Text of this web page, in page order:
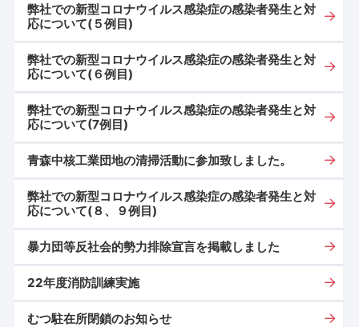
弊社での新型コロナウイルス感染症の感染者発生と対
応について(５例目)
弊社での新型コロナウイルス感染症の感染者発生と対
応について(６例目)
弊社での新型コロナウイルス感染症の感染者発生と対
応について(7例目)
青森中核工業団地の清掃活動に参加致しました。
弊社での新型コロナウイルス感染症の感染者発生と対
応について(８、９例目)
暴力団等反社会的勢力排除宣言を掲載しました
22年度消防訓練実施
むつ駐在所閉鎖のお知らせ